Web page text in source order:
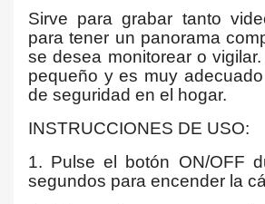
Sirve para grabar tanto
para tener un panorama
se desea monitorear o
pequeño y es muy
de seguridad en el hogar.
INSTRUCCIONES DE USO:
1. Pulse el botón ON/OFF
segundos para encender la